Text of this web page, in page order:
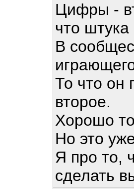
Цифры -
что
В
То что он
второе.
Хорошо
Но это
Я про то,
сделать